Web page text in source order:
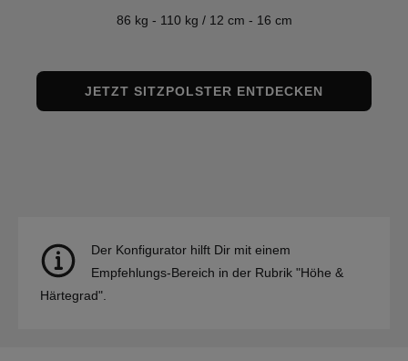
86 kg - 110 kg / 12 cm - 16 cm
JETZT SITZPOLSTER ENTDECKEN
Der Konfigurator hilft Dir mit einem
Empfehlungs-Bereich in der Rubrik "Höhe &
Härtegrad".